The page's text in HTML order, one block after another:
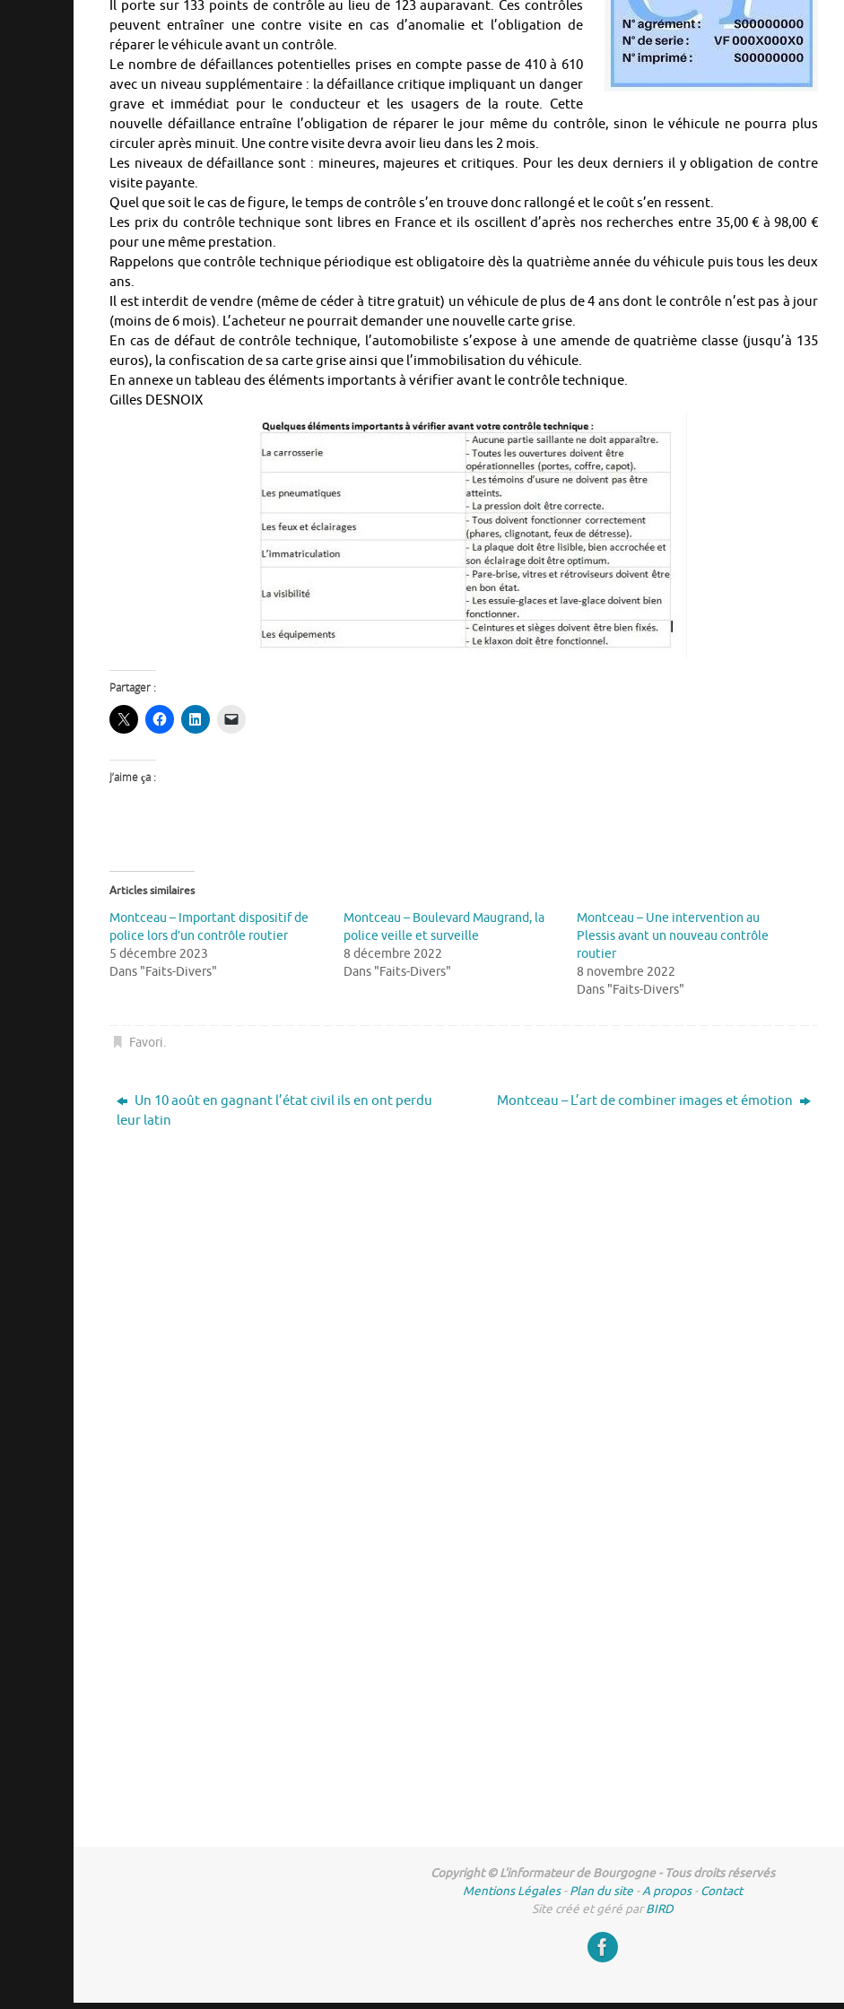
Il porte sur 133 points de contrôle au lieu de 123 auparavant. Ces contrôles
peuvent entraîner une contre visite en cas d’anomalie et l’obligation de
réparer le véhicule avant un contrôle.
Le nombre de défaillances potentielles prises en compte passe de 410 à 610
avec un niveau supplémentaire : la défaillance critique impliquant un danger
grave et immédiat pour le conducteur et les usagers de la route. Cette
nouvelle défaillance entraîne l’obligation de réparer le jour même du contrôle, sinon le véhicule ne pourra plus
circuler après minuit. Une contre visite devra avoir lieu dans les 2 mois.
Les niveaux de défaillance sont : mineures, majeures et critiques. Pour les deux derniers il y obligation de contre
visite payante.
Quel que soit le cas de figure, le temps de contrôle s’en trouve donc rallongé et le coût s’en ressent.
Les prix du contrôle technique sont libres en France et ils oscillent d’après nos recherches entre 35,00 € à 98,00 €
pour une même prestation.
Rappelons que contrôle technique périodique est obligatoire dès la quatrième année du véhicule puis tous les deux
ans.
Il est interdit de vendre (même de céder à titre gratuit) un véhicule de plus de 4 ans dont le contrôle n’est pas à jour
(moins de 6 mois). L’acheteur ne pourrait demander une nouvelle carte grise.
En cas de défaut de contrôle technique, l’automobiliste s’expose à une amende de quatrième classe (jusqu’à 135
euros), la confiscation de sa carte grise ainsi que l’immobilisation du véhicule.
En annexe un tableau des éléments importants à vérifier avant le contrôle technique.
Gilles DESNOIX
Partager :
J’aime ça :
Articles similaires
Montceau – Important dispositif de
police lors d’un contrôle routier
5 décembre 2023
Dans "Faits-Divers"
Montceau – Boulevard Maugrand, la
police veille et surveille
8 décembre 2022
Dans "Faits-Divers"
Montceau – Une intervention au
Plessis avant un nouveau contrôle
routier
8 novembre 2022
Dans "Faits-Divers"
Favori.
Un 10 août en gagnant l’état civil ils en ont perdu
leur latin
Montceau – L’art de combiner images et émotion
Copyright © L'informateur de Bourgogne - Tous droits réservés
Mentions Légales-Plan du site -A propos-Contact
Site créé et géré parBIRD